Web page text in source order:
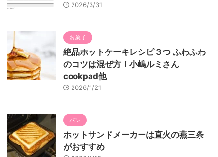
2026/3/31
お菓子
絶品ホットケーキレシピ３つ ふわふわ
のコツは混ぜ方！小嶋ルミさん
cookpad他
2026/1/21
パン
ホットサンドメーカーは直火の燕三条
がおすすめ